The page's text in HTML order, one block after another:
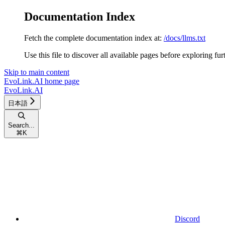
Documentation Index
Fetch the complete documentation index at: /docs/llms.txt
Use this file to discover all available pages before exploring
Skip to main content
EvoLink.AI home page
EvoLink.AI
日本語
Search...
⌘ K
Discord